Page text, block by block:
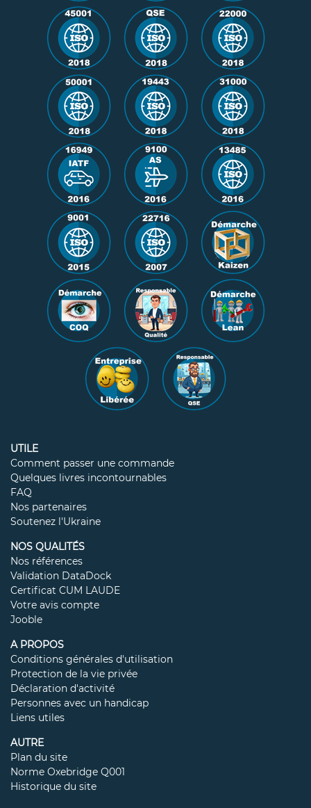
UTILE
Comment passer une commande
Quelques livres incontournables
FAQ
Nos partenaires
Soutenez l'Ukraine
NOS QUALITÉS
Nos références
Validation DataDock
Certificat CUM LAUDE
Votre avis compte
Jooble
A PROPOS
Conditions générales d'utilisation
Protection de la vie privée
Déclaration d'activité
Personnes avec un handicap
Liens utiles
AUTRE
Plan du site
Norme Oxebridge Q001
Historique du site